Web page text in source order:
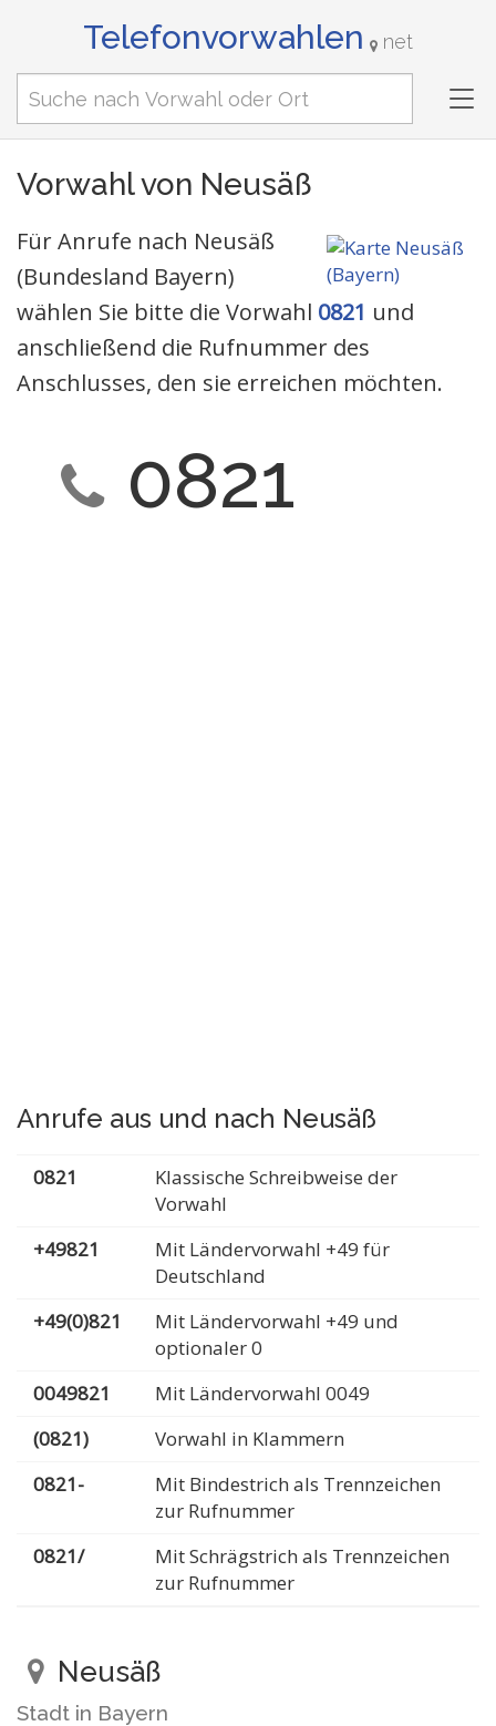
Telefonvorwahlen net
Vorwahl von Neusäß
Für Anrufe nach Neusäß
(Bundesland Bayern)
wählen Sie bitte die Vorwahl 0821 und
anschließend die Rufnummer des
Anschlusses, den sie erreichen möchten.
0821
Anrufe aus und nach Neusäß
0821
Klassische Schreibweise der
Vorwahl
+49821
Mit Ländervorwahl +49 für
Deutschland
+49(0)821
Mit Ländervorwahl +49 und
optionaler 0
0049821
Mit Ländervorwahl 0049
(0821)
Vorwahl in Klammern
0821-
Mit Bindestrich als Trennzeichen
zur Rufnummer
0821/
Mit Schrägstrich als Trennzeichen
zur Rufnummer
Neusäß
Stadt in Bayern